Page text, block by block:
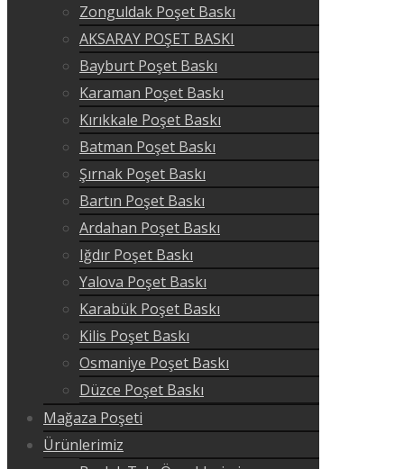
Zonguldak Poşet Baskı
AKSARAY POŞET BASKI
Bayburt Poşet Baskı
Karaman Poşet Baskı
Kırıkkale Poşet Baskı
Batman Poşet Baskı
Şırnak Poşet Baskı
Bartın Poşet Baskı
Ardahan Poşet Baskı
Iğdır Poşet Baskı
Yalova Poşet Baskı
Karabük Poşet Baskı
Kilis Poşet Baskı
Osmaniye Poşet Baskı
Düzce Poşet Baskı
Mağaza Poşeti
Ürünlerimiz